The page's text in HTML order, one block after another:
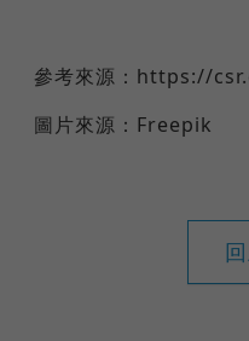
參考來源：https://
圖片來源：Freepik